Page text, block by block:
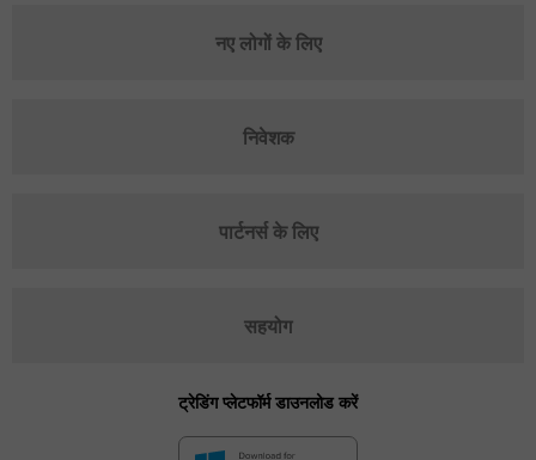
नए लोगों के लिए
निवेशक
पार्टनर्स के लिए
सहयोग
ट्रेडिंग प्लेटफॉर्म डाउनलोड करें